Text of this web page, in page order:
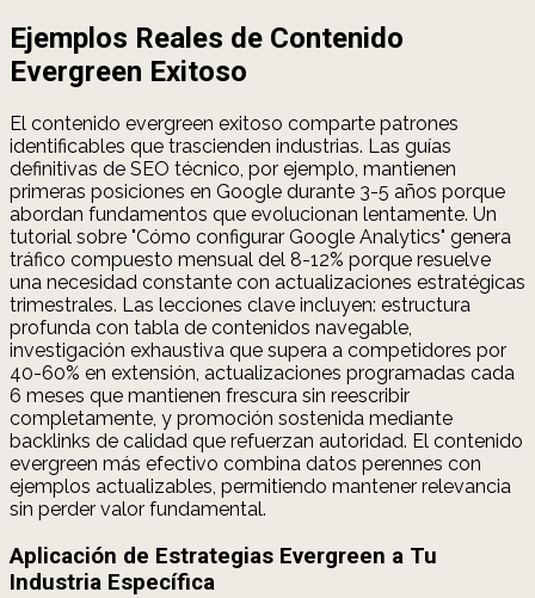
Ejemplos Reales de Contenido
Evergreen Exitoso
El contenido evergreen exitoso comparte patrones
identificables que trascienden industrias. Las guías
definitivas de SEO técnico, por ejemplo, mantienen
primeras posiciones en Google durante 3-5 años porque
abordan fundamentos que evolucionan lentamente. Un
tutorial sobre "Cómo configurar Google Analytics" genera
tráfico compuesto mensual del 8-12% porque resuelve
una necesidad constante con actualizaciones estratégicas
trimestrales. Las lecciones clave incluyen: estructura
profunda con tabla de contenidos navegable,
investigación exhaustiva que supera a competidores por
40-60% en extensión, actualizaciones programadas cada
6 meses que mantienen frescura sin reescribir
completamente, y promoción sostenida mediante
backlinks de calidad que refuerzan autoridad. El contenido
evergreen más efectivo combina datos perennes con
ejemplos actualizables, permitiendo mantener relevancia
sin perder valor fundamental.
Aplicación de Estrategias Evergreen a Tu
Industria Específica